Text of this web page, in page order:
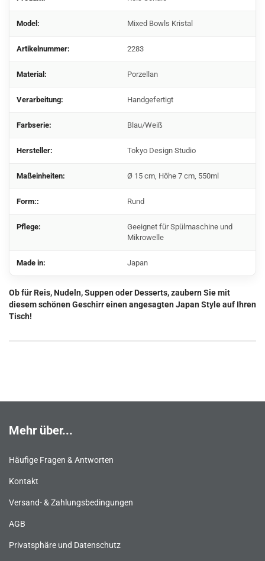
Model: Mixed Bowls Kristal
Artikelnummer: 2283
Material: Porzellan
Verarbeitung: Handgefertigt
Farbserie: Blau/Weiß
Hersteller: Tokyo Design Studio
Maßeinheiten: Ø 15 cm, Höhe 7 cm, 550ml
Form:: Rund
Pflege:
Geeignet für Spülmaschine und
Mikrowelle
Made in: Japan
Ob für Reis, Nudeln, Suppen oder Desserts, zaubern Sie mit
diesem schönen Geschirr einen angesagten Japan Style auf Ihren
Tisch!
Mehr über...
Häufige Fragen & Antworten
Kontakt
Versand- & Zahlungsbedingungen
AGB
Privatsphäre und Datenschutz